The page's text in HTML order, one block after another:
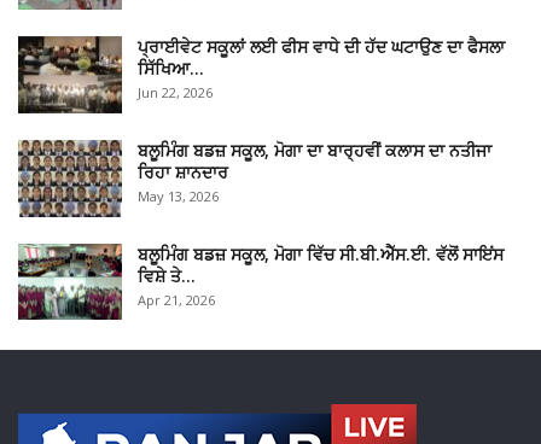
ਪ੍ਰਾਈਵੇਟ ਸਕੂਲਾਂ ਲਈ ਫੀਸ ਵਾਧੇ ਦੀ ਹੱਦ ਘਟਾਉਣ ਦਾ ਫੈਸਲਾ
ਸਿੱਖਿਆ…
Jun 22, 2026
ਬਲੂਮਿੰਗ ਬਡਜ਼ ਸਕੂਲ, ਮੋਗਾ ਦਾ ਬਾਰ੍ਹਵੀਂ ਕਲਾਸ ਦਾ ਨਤੀਜਾ
ਰਿਹਾ ਸ਼ਾਨਦਾਰ
May 13, 2026
ਬਲੂਮਿੰਗ ਬਡਜ਼ ਸਕੂਲ, ਮੋਗਾ ਵਿੱਚ ਸੀ.ਬੀ.ਐੱਸ.ਈ. ਵੱਲੋਂ ਸਾਇਂਸ
ਵਿਸ਼ੇ ਤੇ…
Apr 21, 2026